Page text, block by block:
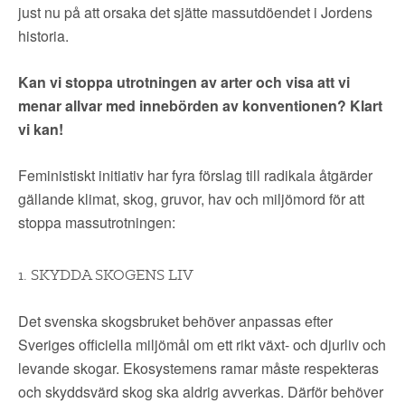
just nu på att orsaka det sjätte massutdöendet i Jordens
historia.
Kan vi stoppa utrotningen av arter och visa att vi
menar allvar med innebörden av konventionen? Klart
vi kan!
Feministiskt initiativ har fyra förslag till radikala åtgärder
gällande klimat, skog, gruvor, hav och miljömord för att
stoppa massutrotningen:
1. SKYDDA SKOGENS LIV
Det svenska skogsbruket behöver anpassas efter
Sveriges officiella miljömål om ett rikt växt- och djurliv och
levande skogar. Ekosystemens ramar måste respekteras
och skyddsvärd skog ska aldrig avverkas. Därför behöver